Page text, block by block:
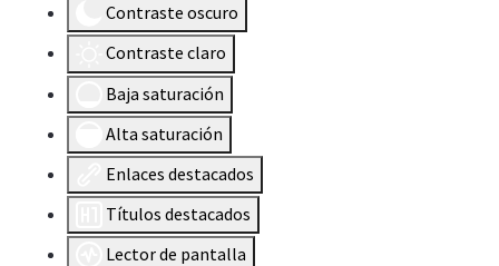
Contraste oscuro
Contraste claro
Baja saturación
Alta saturación
Enlaces destacados
Títulos destacados
Lector de pantalla